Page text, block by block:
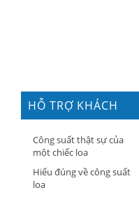
HỖ TRỢ KHÁCH
HÀNG
Công suất thật sự của
một chiếc loa
Hiểu đúng về công suất
loa